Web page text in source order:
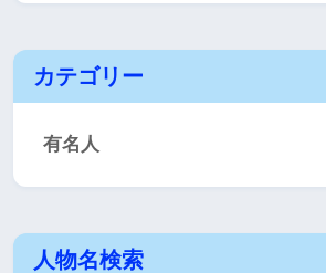
カテゴリー
有名人
人物名検索